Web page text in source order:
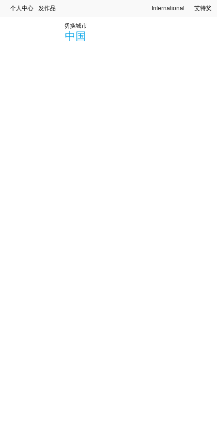
个人中心 发作品 艾特奖
International
切换城市
中国